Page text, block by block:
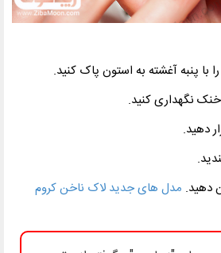
با پنبه آغشته به استون پاک کنید.
نگهداری کنید.
دهید.
.
دهید. مدل های جدید لاک ناخن کروم